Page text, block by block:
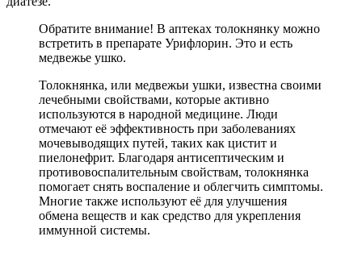
Обратите внимание! В аптеках толокнянку можно
встретить в препарате Урифлорин. Это и есть
медвежье ушко.
Толокнянка, или медвежьи ушки, известна своими
лечебными свойствами, которые активно
используются в народной медицине. Люди
отмечают её эффективность при заболеваниях
мочевыводящих путей, таких как цистит и
пиелонефрит. Благодаря антисептическим и
противовоспалительным свойствам, толокнянка
помогает снять воспаление и облегчить симптомы.
Многие также используют её для улучшения
обмена веществ и как средство для укрепления
иммунной системы.